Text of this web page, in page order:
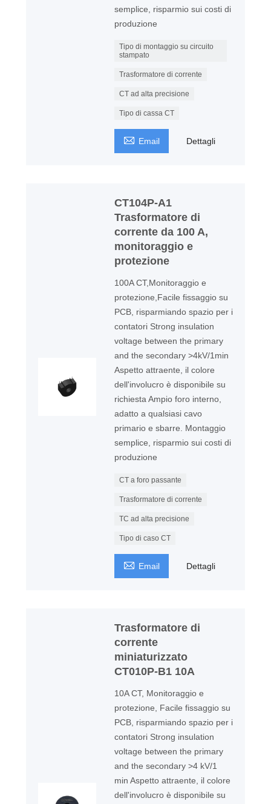
semplice, risparmio sui costi di
produzione
Tipo di montaggio su circuito
stampato
Trasformatore di corrente
CT ad alta precisione
Tipo di cassa CT
 Email Dettagli
CT104P-A1
Trasformatore di
corrente da 100 A,
monitoraggio e
protezione
100A CT,Monitoraggio e
protezione,Facile fissaggio su
PCB, risparmiando spazio per i
contatori Strong insulation
voltage between the primary
and the secondary >4kV/1min
Aspetto attraente, il colore
dell'involucro è disponibile su
richiesta Ampio foro interno,
adatto a qualsiasi cavo
primario e sbarre. Montaggio
semplice, risparmio sui costi di
produzione
CT a foro passante
Trasformatore di corrente
TC ad alta precisione
Tipo di caso CT
 Email Dettagli
Trasformatore di
corrente
miniaturizzato
CT010P-B1 10A
10A CT, Monitoraggio e
protezione, Facile fissaggio su
PCB, risparmiando spazio per i
contatori Strong insulation
voltage between the primary
and the secondary >4 kV/1
min Aspetto attraente, il colore
dell'involucro è disponibile su